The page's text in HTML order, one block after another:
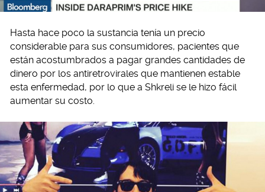
Hasta hace poco la sustancia tenía un precio
considerable para sus consumidores, pacientes que
están acostumbrados a pagar grandes cantidades de
dinero por los antiretrovirales que mantienen estable
esta enfermedad, por lo que a Shkreli se le hizo fácil
aumentar su costo.